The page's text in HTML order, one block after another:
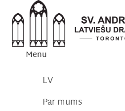
Menu
LV
Par mums